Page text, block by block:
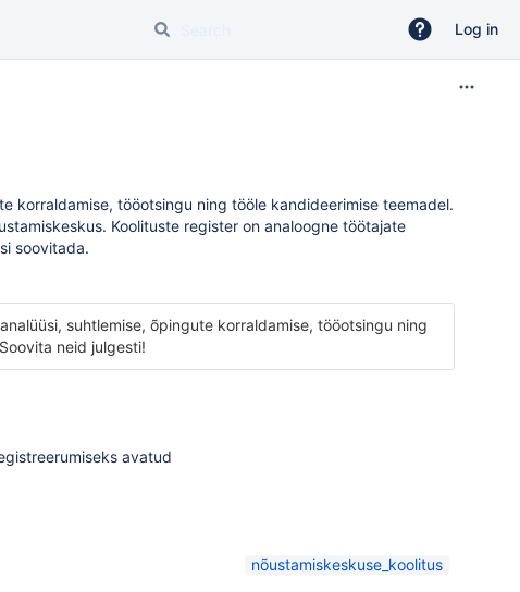
Log in
korraldamise, tööotsingu ning tööle kandideerimise teemadel.
Koolituste register on analoogne töötajate
soovitada.
suhtlemise, õpingute korraldamise, tööotsingu ning
neid julgesti!
avatud
nõustamiskeskuse_koolitus